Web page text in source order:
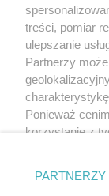
treści, pomiar
ulepszanie
Partnerzy
Ponieważ
korzystanie z
zmienić/
znajdujący się
PARTNERZY